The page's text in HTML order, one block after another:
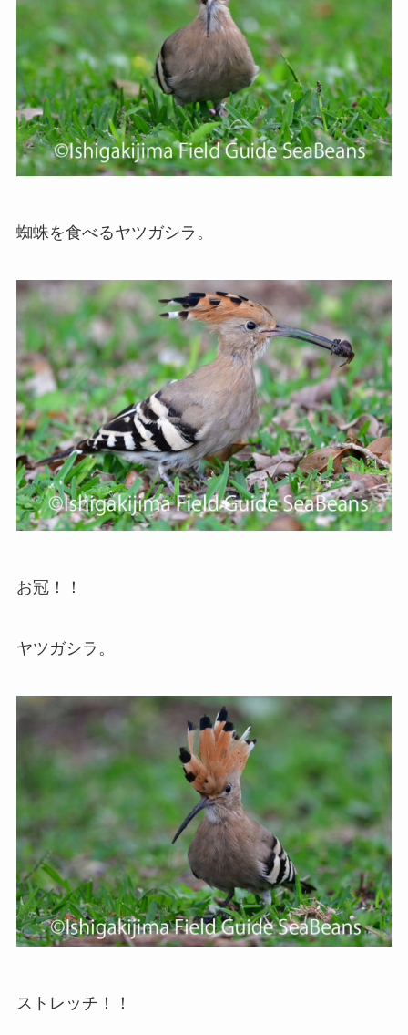
蜘蛛を食べるヤツガシラ。
お冠！！
ヤツガシラ。
ストレッチ！！